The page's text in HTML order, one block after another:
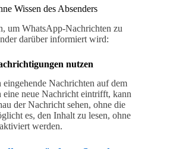
Wissen des Absenders
um WhatsApp-Nachrichten zu
darüber informiert wird:
nutzen
Nachrichten auf dem
eine neue Nachricht eintrifft, kann
der Nachricht sehen, ohne die
es, den Inhalt zu lesen, ohne
werden.